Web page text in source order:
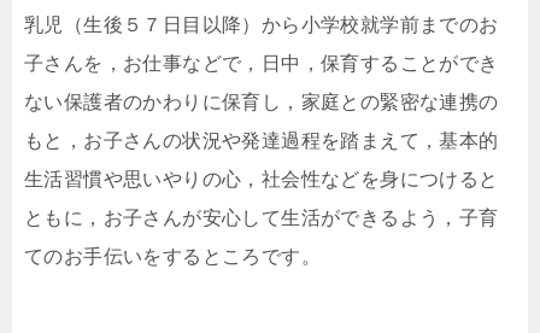
乳児（生後５７日目以降）から小学校就学前までのお
子さんを，お仕事などで，日中，保育することができ
ない保護者のかわりに保育し，家庭との緊密な連携の
もと，お子さんの状況や発達過程を踏まえて，基本的
生活習慣や思いやりの心，社会性などを身につけると
ともに，お子さんが安心して生活ができるよう，子育
てのお手伝いをするところです。